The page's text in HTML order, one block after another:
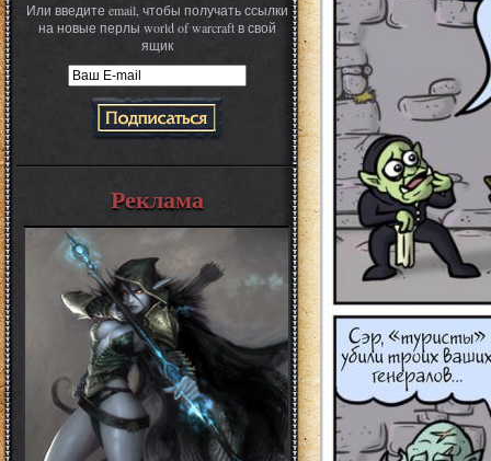
Или введите email, чтобы получать ссылки
на новые перлы world of warcraft в свой
ящик
Реклама